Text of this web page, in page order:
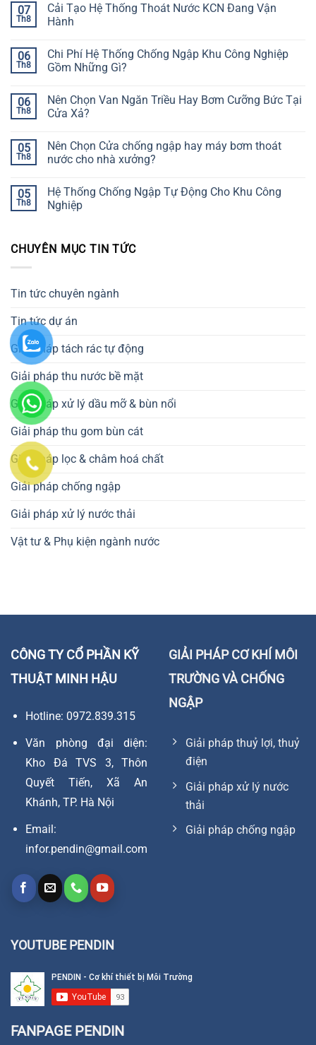
07
Th8
Cải Tạo Hệ Thống Thoát Nước KCN Đang Vận
Hành
06
Th8
Chi Phí Hệ Thống Chống Ngập Khu Công Nghiệp
Gồm Những Gì?
06
Th8
Nên Chọn Van Ngăn Triều Hay Bơm Cưỡng Bức Tại
Cửa Xả?
05
Th8
Nên Chọn Cửa chống ngập hay máy bơm thoát
nước cho nhà xưởng?
05
Th8
Hệ Thống Chống Ngập Tự Động Cho Khu Công
Nghiệp
CHUYÊN MỤC TIN TỨC
Tin tức chuyên ngành
Tin tức dự án
Giải pháp tách rác tự động
Giải pháp thu nước bề mặt
Giải pháp xử lý dầu mỡ & bùn nổi
Giải pháp thu gom bùn cát
Giải pháp lọc & châm hoá chất
Giải pháp chống ngập
Giải pháp xử lý nước thải
Vật tư & Phụ kiện ngành nước
CÔNG TY CỔ PHẦN KỸ
THUẬT MINH HẬU
Hotline: 0972.839.315
Văn phòng đại diện:
Kho Đá TVS 3, Thôn
Quyết Tiến, Xã An
Khánh, TP. Hà Nội
Email:
infor.pendin@gmail.com
GIẢI PHÁP CƠ KHÍ MÔI
TRƯỜNG VÀ CHỐNG
NGẬP
Giải pháp thuỷ lợi, thuỷ
điện
Giải pháp xử lý nước
thải
Giải pháp chống ngập
YOUTUBE PENDIN
FANPAGE PENDIN